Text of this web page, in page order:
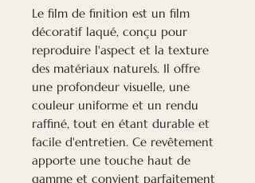
Le film de finition est un film
décoratif laqué, conçu pour
reproduire l'aspect et la texture
des matériaux naturels. Il offre
une profondeur visuelle, une
couleur uniforme et un rendu
raffiné, tout en étant durable et
facile d'entretien. Ce revêtement
apporte une touche haut de
gamme et convient parfaitement